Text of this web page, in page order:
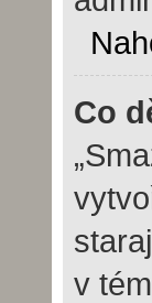
Co
v